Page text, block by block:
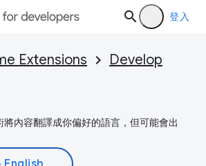
登入
Extensions Develop
內容翻譯成你偏好的語言，但可能會出